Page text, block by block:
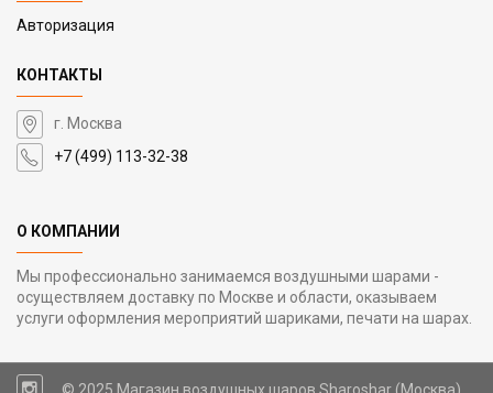
Авторизация
КОНТАКТЫ
г. Москва
+7 (499) 113-32-38
О КОМПАНИИ
Мы профессионально занимаемся воздушными шарами -
осуществляем доставку по Москве и области, оказываем
услуги оформления мероприятий шариками, печати на шарах.